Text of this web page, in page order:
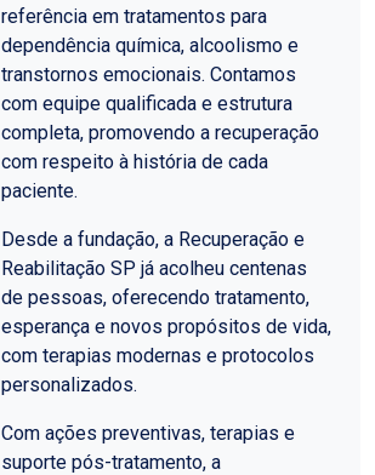
referência em tratamentos para
dependência química, alcoolismo e
transtornos emocionais. Contamos
com equipe qualificada e estrutura
completa, promovendo a recuperação
com respeito à história de cada
paciente.
Desde a fundação, a Recuperação e
Reabilitação SP já acolheu centenas
de pessoas, oferecendo tratamento,
esperança e novos propósitos de vida,
com terapias modernas e protocolos
personalizados.
Com ações preventivas, terapias e
suporte pós-tratamento, a